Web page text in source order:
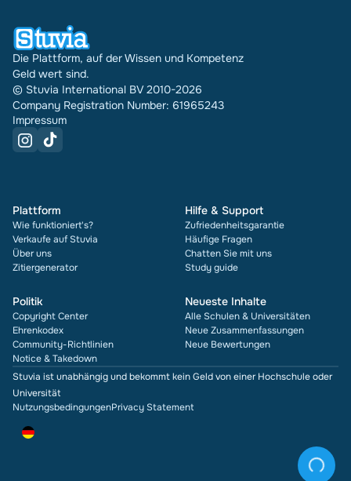
Die Plattform, auf der Wissen und Kompetenz
Geld wert sind.
© Stuvia International BV 2010-2026
Company Registration Number: 61965243
Impressum
Plattform
Wie funktioniert's?
Verkaufe auf Stuvia
Über uns
Zitiergenerator
Hilfe & Support
Zufriedenheitsgarantie
Häufige Fragen
Chatten Sie mit uns
Study guide
Politik
Copyright Center
Ehrenkodex
Community-Richtlinien
Notice & Takedown
Neueste Inhalte
Alle Schulen & Universitäten
Neue Zusammenfassungen
Neue Bewertungen
Stuvia ist unabhängig und bekommt kein Geld von einer Hochschule oder
Universität
NutzungsbedingungenPrivacy Statement